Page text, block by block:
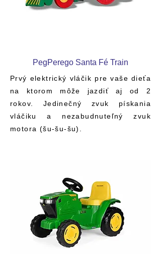
PegPerego Santa Fé Train
Prvý elektrický vláčik pre vaše dieťa
na ktorom môže jazdiť aj od 2
rokov. Jedinečný zvuk pískania
vláčiku a nezabudnuteľný zvuk
motora (šu-šu-šu).